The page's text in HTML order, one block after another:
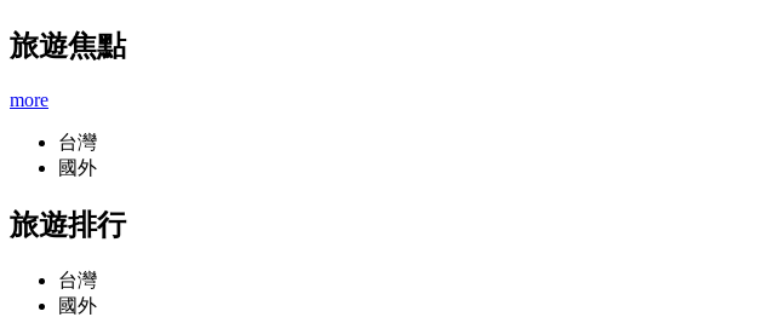
旅遊焦點
more
台灣
國外
旅遊排行
台灣
國外